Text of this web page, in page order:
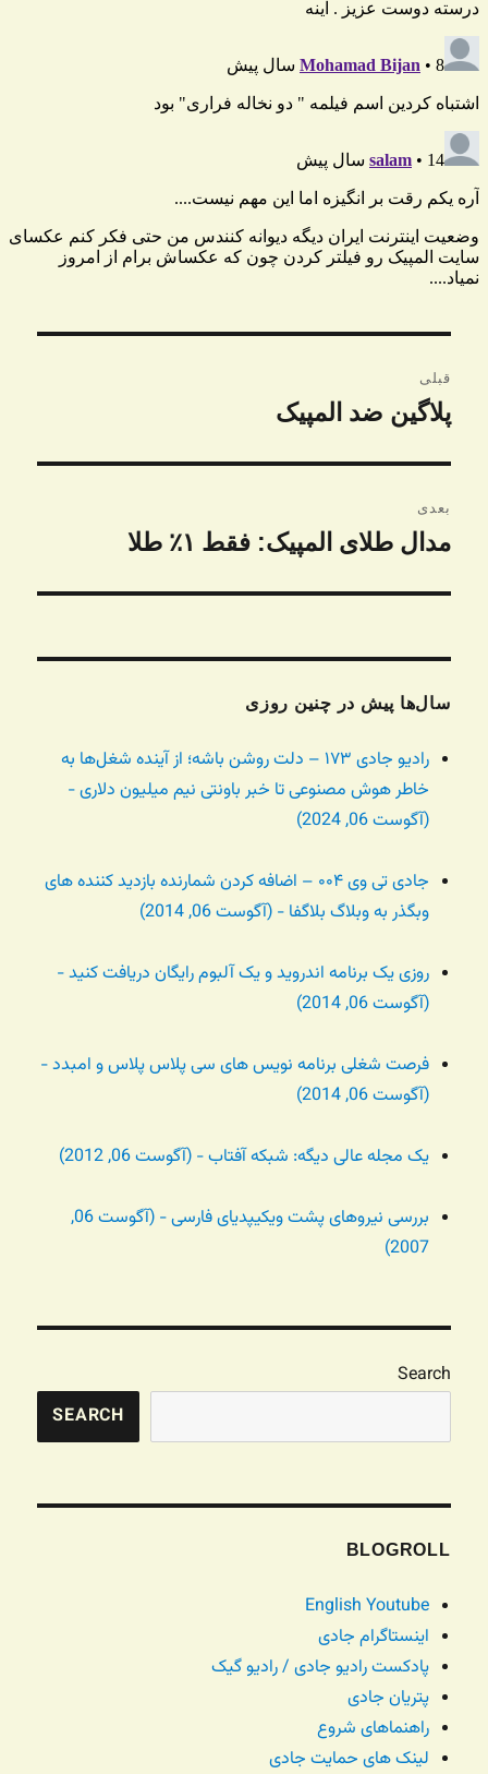
نوشته
قبلی
نوشته
پلاگین ضد المپیک
بعدی
نوشته
مدال طلای المپیک: فقط ۱٪ طلا
سال‌ها پیش در چنین روزی
رادیو جادی ۱۷۳ – دلت روشن باشه؛ از آینده شغل‌ها به
خاطر هوش مصنوعی تا خبر باونتی نیم میلیون دلاری -
(آگوست 06, 2024)
جادی تی وی ۰۰۴ – اضافه کردن شمارنده بازدید کننده های
وبگذر به وبلاگ بلاگفا - (آگوست 06, 2014)
روزی یک برنامه اندروید و یک آلبوم رایگان دریافت کنید -
(آگوست 06, 2014)
فرصت شغلی برنامه نویس های سی پلاس پلاس و امبدد -
(آگوست 06, 2014)
یک مجله عالی دیگه: شبکه آفتاب - (آگوست 06, 2012)
بررسی نیروهای پشت ویکیپدیای فارسی - (آگوست 06,
2007)
Search
SEARCH
BLOGROLL
English Youtube
اینستاگرام جادی
پادکست رادیو جادی / رادیو گیک
پتریان جادی
راهنماهای شروع
لینک های حمایت جادی